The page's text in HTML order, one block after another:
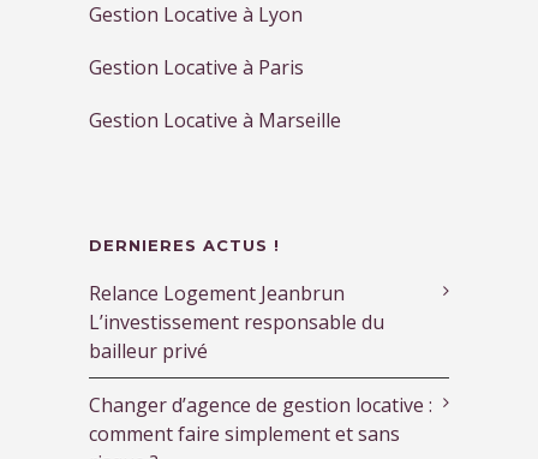
Gestion Locative à Lyon
Gestion Locative à Paris
Gestion Locative à Marseille
DERNIERES ACTUS !
Relance Logement Jeanbrun
L’investissement responsable du
bailleur privé
Changer d’agence de gestion locative :
comment faire simplement et sans